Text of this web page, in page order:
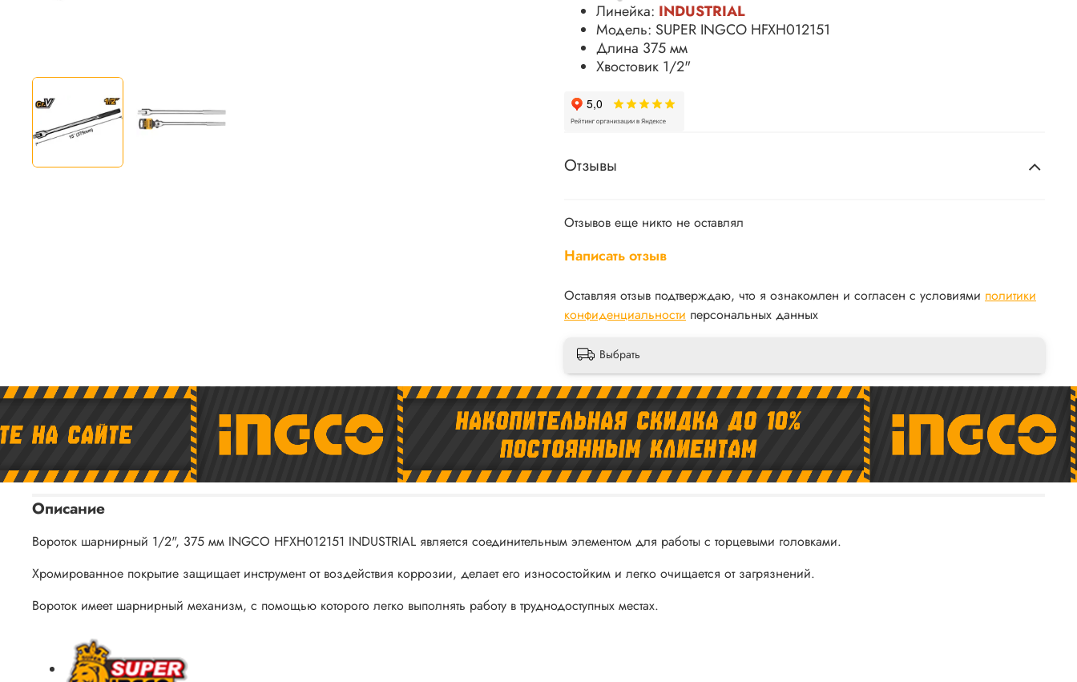
Линейка: INDUSTRIAL
Модель: SUPER INGCO HFXH012151
Длина 375 мм
Хвостовик 1/2"
Отзывы
Отзывов еще никто не оставлял
Написать отзыв
Оставляя отзыв подтверждаю, что я ознакомлен и согласен с условиями политики
конфиденциальности персональных данных
Выбрать
Описание
Вороток шарнирный 1/2", 375 мм INGCO HFXH012151 INDUSTRIAL является соединительным элементом для работы с торцевыми головками.
Хромированное покрытие защищает инструмент от воздействия коррозии, делает его износостойким и легко очищается от загрязнений.
Вороток имеет шарнирный механизм, с помощью которого легко выполнять работу в труднодоступных местах.